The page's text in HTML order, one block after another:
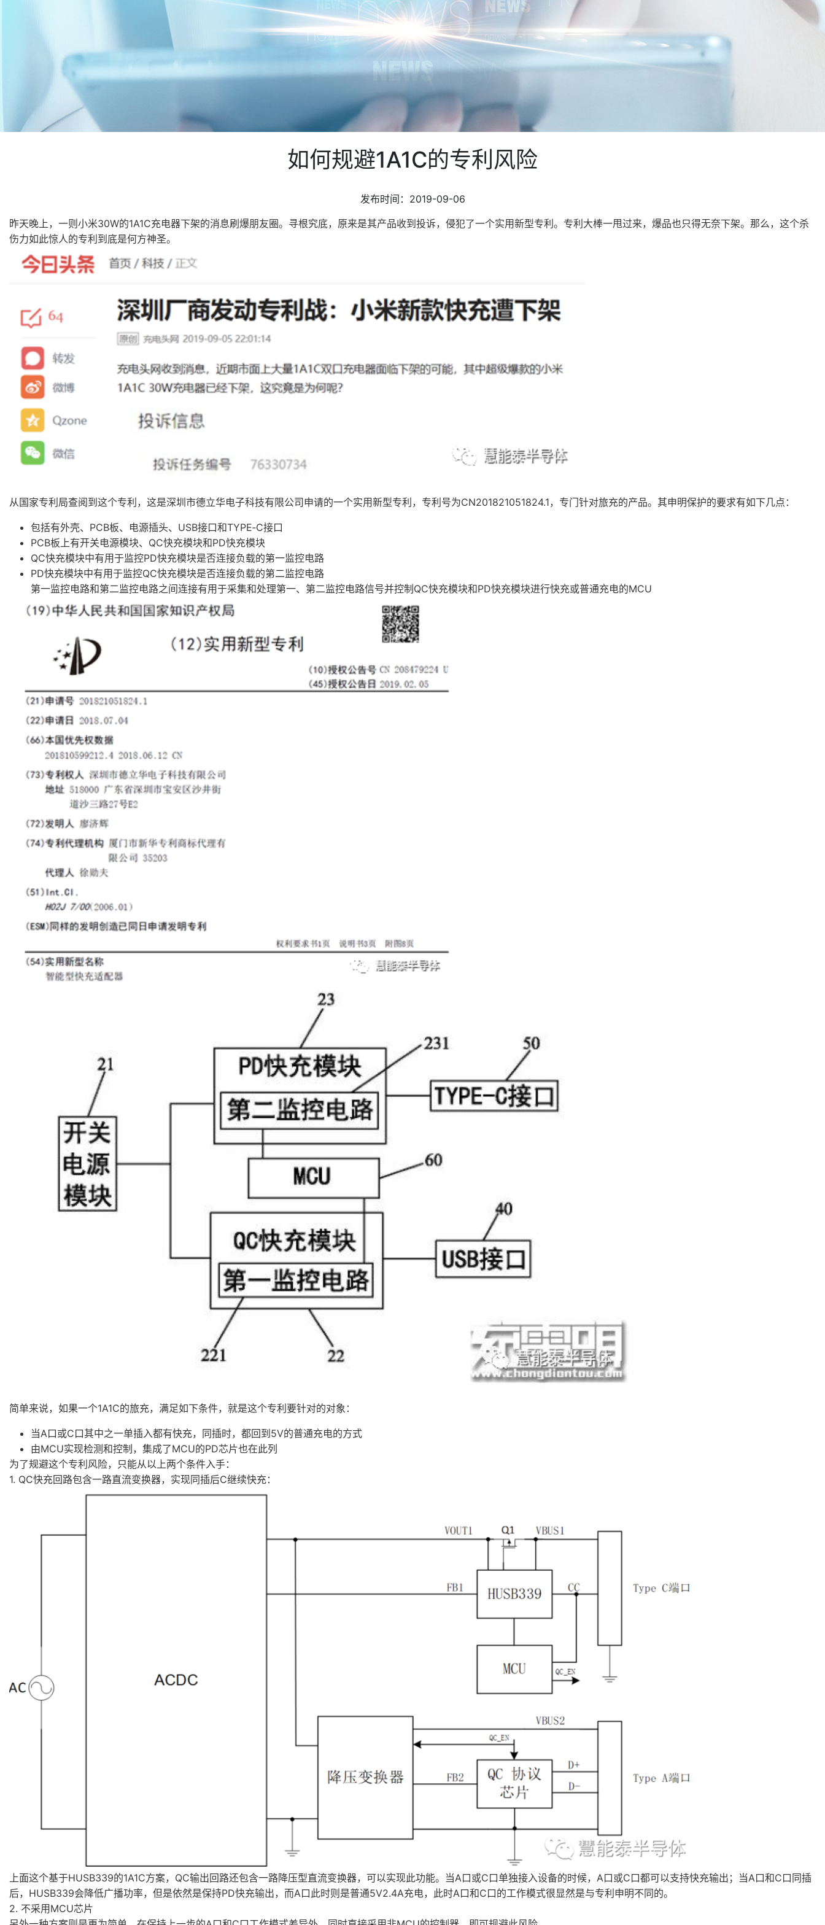
如何规避1A1C的专利风险
发布时间：2019-09-06
昨天晚上，一则小米30W的1A1C充电器下架的消息刷爆朋友圈。寻根究底，原来是其产品收到投诉，侵犯了一个实用新型专利。专利大棒一甩过来，爆品也只得无奈下架。那么，这个杀
伤力如此惊人的专利到底是何方神圣。
从国家专利局查阅到这个专利，这是深圳市德立华电子科技有限公司申请的一个实用新型专利，专利号为CN201821051824.1，专门针对旅充的产品。其申明保护的要求有如下几点：
包括有外壳、PCB板、电源插头、USB接口和TYPE‑C接口
PCB板上有开关电源模块、QC快充模块和PD快充模块
QC快充模块中有用于监控PD快充模块是否连接负载的第一监控电路
PD快充模块中有用于监控QC快充模块是否连接负载的第二监控电路
第一监控电路和第二监控电路之间连接有用于采集和处理第一、第二监控电路信号并控制QC快充模块和PD快充模块进行快充或普通充电的MCU
简单来说，如果一个1A1C的旅充，满足如下条件，就是这个专利要针对的对象：
当A口或C口其中之一单插入都有快充，同插时，都回到5V的普通充电的方式
由MCU实现检测和控制，集成了MCU的PD芯片也在此列
为了规避这个专利风险，只能从以上两个条件入手：
1. QC快充回路包含一路直流变换器，实现同插后C继续快充：
上面这个基于HUSB339的1A1C方案，QC输出回路还包含一路降压型直流变换器，可以实现此功能。当A口或C口单独接入设备的时候，A口或C口都可以支持快充输出；当A口和C口同插
后，HUSB339会降低广播功率，但是依然是保持PD快充输出，而A口此时则是普通5V2.4A充电，此时A口和C口的工作模式很显然是与专利申明不同的。
2. 不采用MCU芯片